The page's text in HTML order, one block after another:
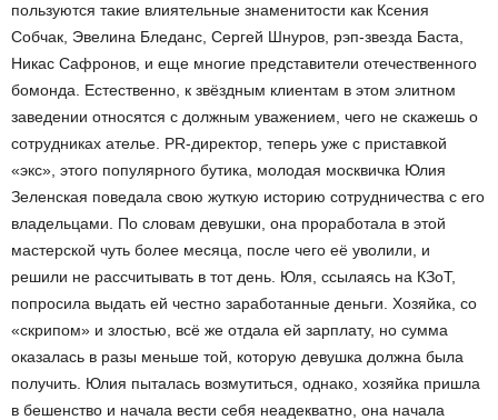
пользуются такие влиятельные знаменитости как Ксения
Собчак, Эвелина Бледанс, Сергей Шнуров, рэп-звезда Баста,
Никас Сафронов, и еще многие представители отечественного
бомонда. Естественно, к звёздным клиентам в этом элитном
заведении относятся с должным уважением, чего не скажешь о
сотрудниках ателье. PR-директор, теперь уже с приставкой
«экс», этого популярного бутика, молодая москвичка Юлия
Зеленская поведала свою жуткую историю сотрудничества с его
владельцами. По словам девушки, она проработала в этой
мастерской чуть более месяца, после чего её уволили, и
решили не рассчитывать в тот день. Юля, ссылаясь на КЗоТ,
попросила выдать ей честно заработанные деньги. Хозяйка, со
«скрипом» и злостью, всё же отдала ей зарплату, но сумма
оказалась в разы меньше той, которую девушка должна была
получить. Юлия пыталась возмутиться, однако, хозяйка пришла
в бешенство и начала вести себя неадекватно, она начала